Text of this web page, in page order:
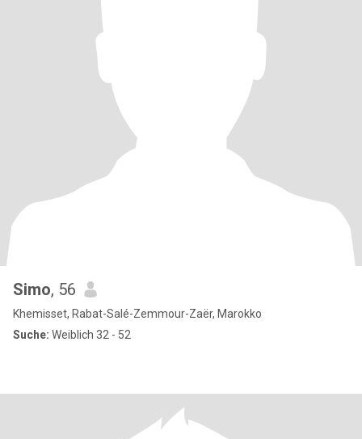
Simo, 56
Khemisset, Rabat-Salé-Zemmour-Zaër, Marokko
Suche: Weiblich 32 - 52